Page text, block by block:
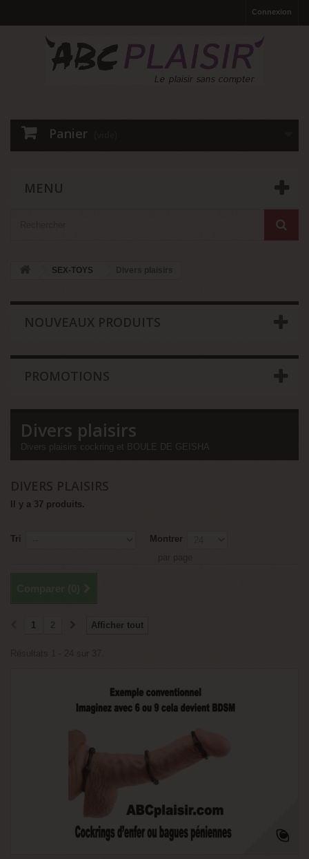
Connexion
Panier
MENU
SEX-TOYS
NOUVEAUX PRODUITS
PROMOTIONS
Divers plaisirs
DIVERS PLAISIRS
Il y a 37 produits.
Tri
Montrer
Afficher tout
1